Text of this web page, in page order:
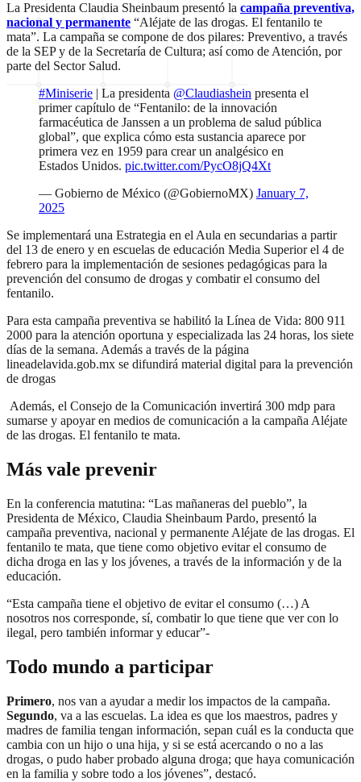
La Presidenta Claudia Sheinbaum presentó la campaña preventiva,
nacional y permanente “Aléjate de las drogas. El fentanilo te
mata”. La campaña se compone de dos pilares: Preventivo, a través
de la SEP y de la Secretaría de Cultura; así como de Atención, por
parte del Sector Salud.
#Miniserie | La presidenta @Claudiashein presenta el
primer capítulo de “Fentanilo: de la innovación
farmacéutica de Janssen a un problema de salud pública
global”, que explica cómo esta sustancia aparece por
primera vez en 1959 para crear un analgésico en
Estados Unidos. pic.twitter.com/PycO8jQ4Xt
— Gobierno de México (@GobiernoMX) January 7,
2025
Se implementará una Estrategia en el Aula en secundarias a partir
del 13 de enero y en escuelas de educación Media Superior el 4 de
febrero para la implementación de sesiones pedagógicas para la
prevención del consumo de drogas y combatir el consumo del
fentanilo.
Para esta campaña preventiva se habilitó la Línea de Vida: 800 911
2000 para la atención oportuna y especializada las 24 horas, los siete
días de la semana. Además a través de la página
lineadelavida.gob.mx se difundirá material digital para la prevención
de drogas
Además, el Consejo de la Comunicación invertirá 300 mdp para
sumarse y apoyar en medios de comunicación a la campaña Aléjate
de las drogas. El fentanilo te mata.
Más vale prevenir
En la conferencia matutina: “Las mañaneras del pueblo”, la
Presidenta de México, Claudia Sheinbaum Pardo, presentó la
campaña preventiva, nacional y permanente Aléjate de las drogas. El
fentanilo te mata, que tiene como objetivo evitar el consumo de
dicha droga en las y los jóvenes, a través de la información y de la
educación.
“Esta campaña tiene el objetivo de evitar el consumo (…) A
nosotros nos corresponde, sí, combatir lo que tiene que ver con lo
ilegal, pero también informar y educar”-
Todo mundo a participar
Primero, nos van a ayudar a medir los impactos de la campaña.
Segundo, va a las escuelas. La idea es que los maestros, padres y
madres de familia tengan información, sepan cuál es la conducta que
cambia con un hijo o una hija, y si se está acercando o no a las
drogas, o pudo haber probado alguna droga; que haya comunicación
en la familia y sobre todo a los jóvenes”, destacó.